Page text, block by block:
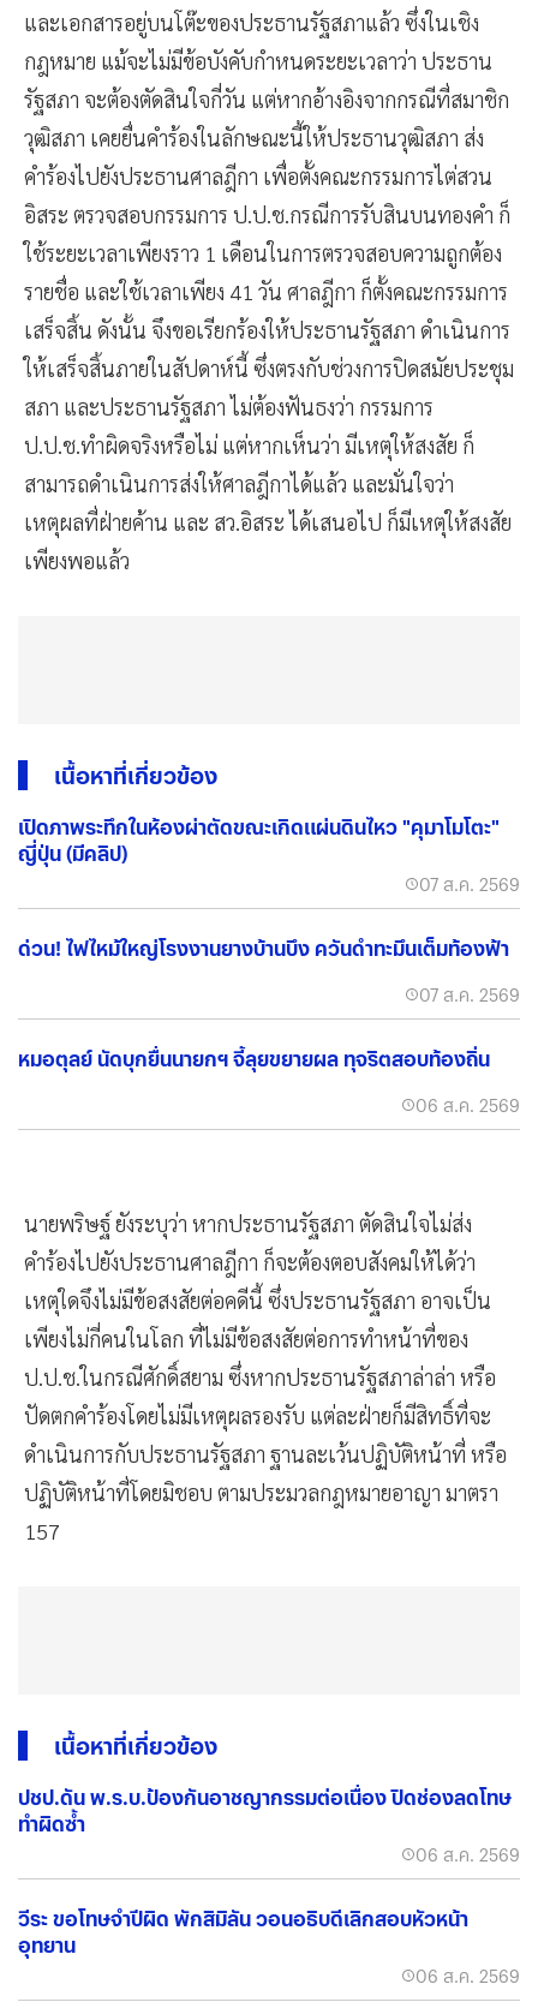
และเอกสารอยู่บนโต๊ะของประธานรัฐสภาแล้ว ซึ่งในเชิง
กฎหมาย แม้จะไม่มีข้อบังคับกำหนดระยะเวลาว่า ประธาน
รัฐสภา จะต้องตัดสินใจกี่วัน แต่หากอ้างอิงจากกรณีที่สมาชิก
วุฒิสภา เคยยื่นคำร้องในลักษณะนี้ให้ประธานวุฒิสภา ส่ง
คำร้องไปยังประธานศาลฎีกา เพื่อตั้งคณะกรรมการไต่สวน
อิสระ ตรวจสอบกรรมการ ป.ป.ช.กรณีการรับสินบนทองคำ ก็
ใช้ระยะเวลาเพียงราว 1 เดือนในการตรวจสอบความถูกต้อง
รายชื่อ และใช้เวลาเพียง 41 วัน ศาลฎีกา ก็ตั้งคณะกรรมการ
เสร็จสิ้น ดังนั้น จึงขอเรียกร้องให้ประธานรัฐสภา ดำเนินการ
ให้เสร็จสิ้นภายในสัปดาห์นี้ ซึ่งตรงกับช่วงการปิดสมัยประชุม
สภา และประธานรัฐสภา ไม่ต้องฟันธงว่า กรรมการ
ป.ป.ช.ทำผิดจริงหรือไม่ แต่หากเห็นว่า มีเหตุให้สงสัย ก็
สามารถดำเนินการส่งให้ศาลฎีกาได้แล้ว และมั่นใจว่า
เหตุผลที่ฝ่ายค้าน และ สว.อิสระ ได้เสนอไป ก็มีเหตุให้สงสัย
เพียงพอแล้ว
เนื้อหาที่เกี่ยวข้อง
เปิดภาพระทึกในห้องผ่าตัดขณะเกิดแผ่นดินไหว "คุมาโมโตะ"
ญี่ปุ่น (มีคลิป)
07 ส.ค. 2569
ด่วน! ไฟไหม้ใหญ่โรงงานยางบ้านบึง ควันดำทะมึนเต็มท้องฟ้า
07 ส.ค. 2569
หมอตุลย์ นัดบุกยื่นนายกฯ จี้ลุยขยายผล ทุจริตสอบท้องถิ่น
06 ส.ค. 2569
นายพริษฐ์ ยังระบุว่า หากประธานรัฐสภา ตัดสินใจไม่ส่ง
คำร้องไปยังประธานศาลฎีกา ก็จะต้องตอบสังคมให้ได้ว่า
เหตุใดจึงไม่มีข้อสงสัยต่อคดีนี้ ซึ่งประธานรัฐสภา อาจเป็น
เพียงไม่กี่คนในโลก ที่ไม่มีข้อสงสัยต่อการทำหน้าที่ของ
ป.ป.ช.ในกรณีศักดิ์สยาม ซึ่งหากประธานรัฐสภาล่าล่า หรือ
ปัดตกคำร้องโดยไม่มีเหตุผลรองรับ แต่ละฝ่ายก็มีสิทธิ์ที่จะ
ดำเนินการกับประธานรัฐสภา ฐานละเว้นปฏิบัติหน้าที่ หรือ
ปฏิบัติหน้าที่โดยมิชอบ ตามประมวลกฎหมายอาญา มาตรา
157
เนื้อหาที่เกี่ยวข้อง
ปชป.ดัน พ.ร.บ.ป้องกันอาชญากรรมต่อเนื่อง ปิดช่องลดโทษ
ทำผิดซ้ำ
06 ส.ค. 2569
วีระ ขอโทษจำปีผิด พักสิมิลัน วอนอธิบดีเลิกสอบหัวหน้า
อุทยาน
06 ส.ค. 2569